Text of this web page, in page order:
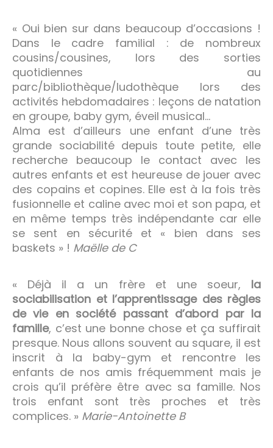
« Oui bien sur dans beaucoup d’occasions !
Dans le cadre familial : de nombreux
cousins/cousines, lors des sorties
quotidiennes au
parc/bibliothèque/ludothèque lors des
activités hebdomadaires : leçons de natation
en groupe, baby gym, éveil musical…
Alma est d’ailleurs une enfant d’une très
grande sociabilité depuis toute petite, elle
recherche beaucoup le contact avec les
autres enfants et est heureuse de jouer avec
des copains et copines. Elle est à la fois très
fusionnelle et caline avec moi et son papa, et
en même temps très indépendante car elle
se sent en sécurité et « bien dans ses
baskets » ! Maëlle de C
« Déjà il a un frère et une soeur, la
sociabilisation et l’apprentissage des règles
de vie en société passant d’abord par la
famille, c’est une bonne chose et ça suffirait
presque. Nous allons souvent au square, il est
inscrit à la baby-gym et rencontre les
enfants de nos amis fréquemment mais je
crois qu’il préfère être avec sa famille. Nos
trois enfant sont très proches et très
complices. » Marie-Antoinette B